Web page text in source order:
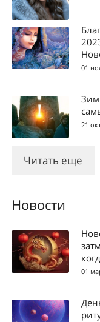
01
21
Читать еще
Новости
01